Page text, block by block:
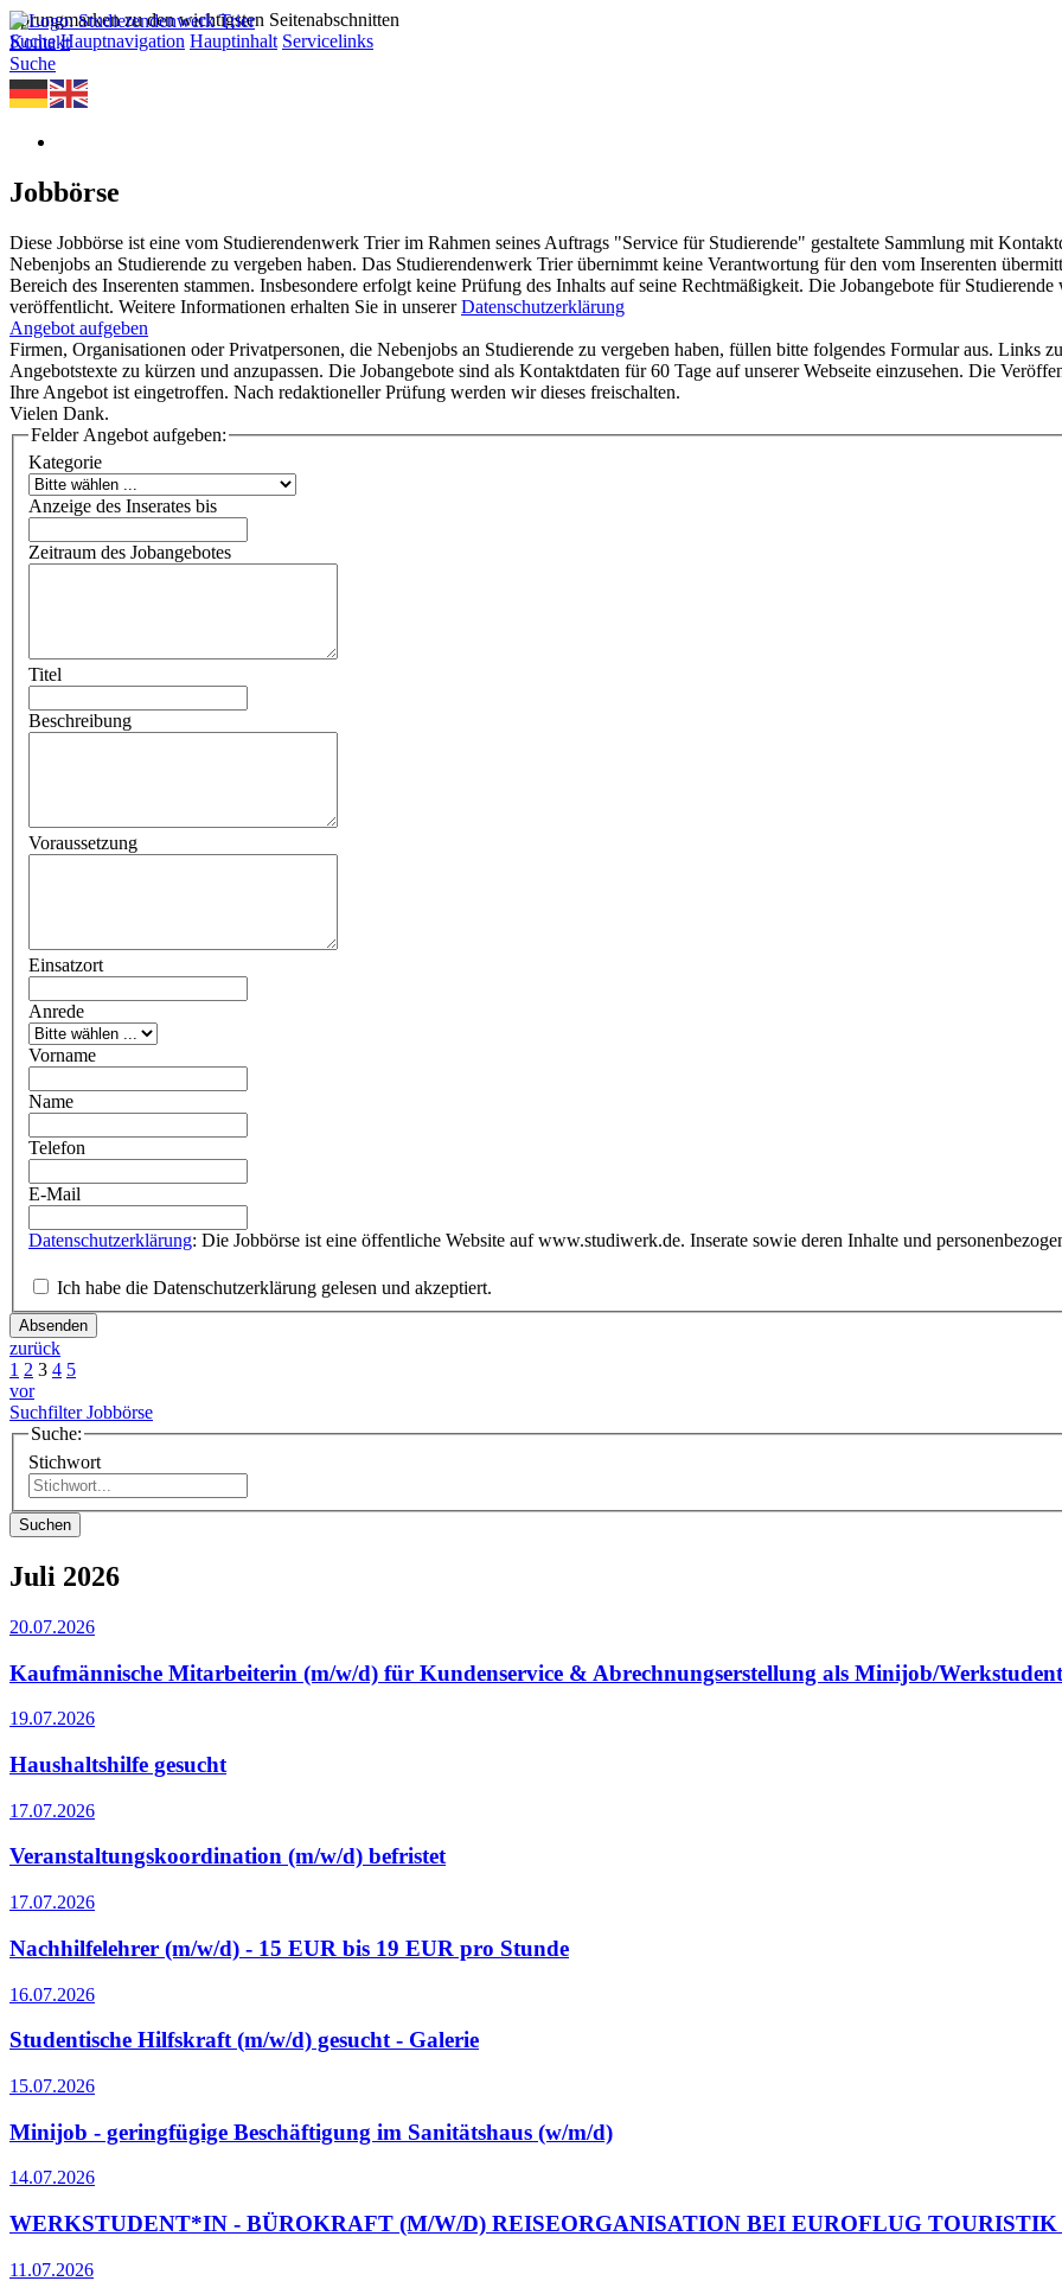
Sprungmarken zu den wichtigsten Seitenabschnitten
Suche Hauptnavigation Hauptinhalt Servicelinks
Kontakt
Suche
Jobbörse
Diese Jobbörse ist eine vom Studierendenwerk Trier im Rahmen seines Auftrags "Service für Studierende" gestaltete Sammlung mit
Nebenjobs an Studierende zu vergeben haben. Das Studierendenwerk Trier übernimmt keine Verantwortung für den vom Inserenten
Bereich des Inserenten stammen. Insbesondere erfolgt keine Prüfung des Inhalts auf seine Rechtmäßigkeit. Die Jobangebote für
veröffentlicht. Weitere Informationen erhalten Sie in unsererDatenschutzerklärung
Angebot aufgeben
Firmen, Organisationen oder Privatpersonen, die Nebenjobs an Studierende zu vergeben haben, füllen bitte folgendes Formular aus. Links
Angebotstexte zu kürzen und anzupassen. Die Jobangebote sind als Kontaktdaten für 60 Tage auf unserer Webseite einzusehen. Die
Ihre Angebot ist eingetroffen. Nach redaktioneller Prüfung werden wir dieses freischalten.
Vielen Dank.
Felder Angebot aufgeben:
Kategorie
Anzeige des Inserates bis
Zeitraum des Jobangebotes
Titel
Beschreibung
Voraussetzung
Einsatzort
Anrede
Vorname
Name
Telefon
E-Mail
Datenschutzerklärung
Ich habe die Datenschutzerklärung gelesen und akzeptiert.
Absenden
zurück
1 2 3 4 5
vor
Suchfilter Jobbörse
Suche:
Stichwort
Suchen
Juli 2026
20.07.2026
Kaufmännische Mitarbeiterin (m/w/d) für Kundenservice & Abrechnungserstellung als Minijob/
19.07.2026
Haushaltshilfe gesucht
17.07.2026
Veranstaltungskoordination (m/w/d) befristet
17.07.2026
Nachhilfelehrer (m/w/d) - 15 EUR bis 19 EUR pro Stunde
16.07.2026
Studentische Hilfskraft (m/w/d) gesucht - Galerie
15.07.2026
Minijob - geringfügige Beschäftigung im Sanitätshaus (w/m/d)
14.07.2026
WERKSTUDENT*IN - BÜROKRAFT (M/W/D) REISEORGANISATION BEI EUROFLUG
11.07.2026